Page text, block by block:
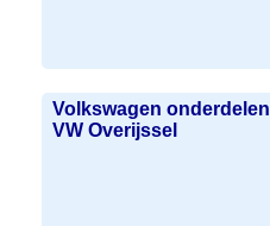
Volkswagen onderdelen
VW Overijssel